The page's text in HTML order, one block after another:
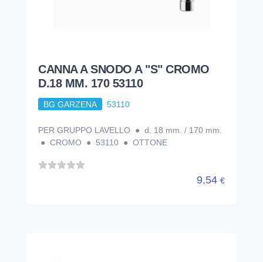
CANNA A SNODO A "S" CROMO
D.18 MM. 170 53110
BG GARZENA 53110
PER GRUPPO LAVELLO ● d. 18 mm. / 170 mm.
● CROMO ● 53110 ● OTTONE
9,54 €